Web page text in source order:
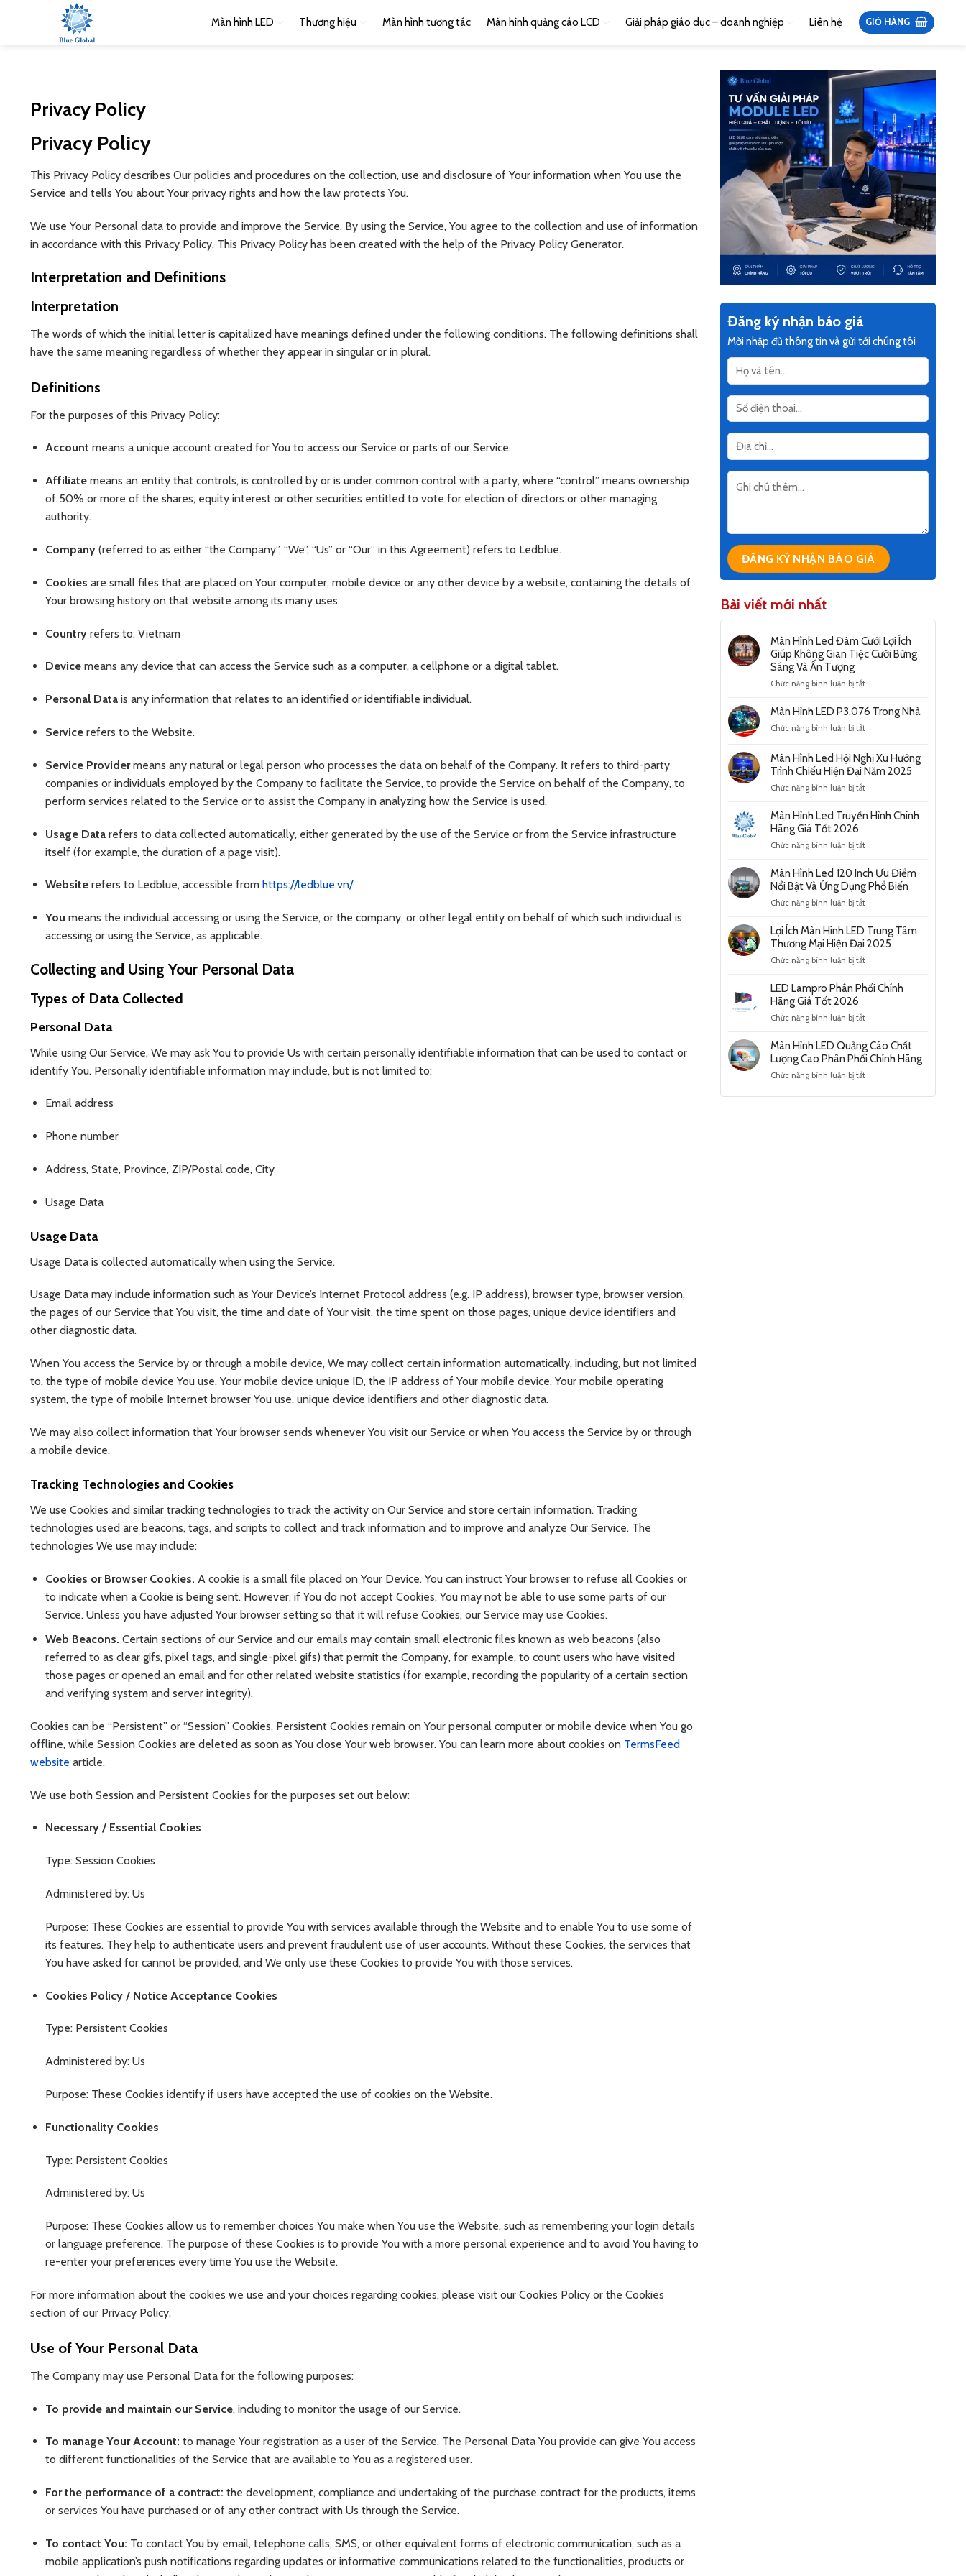
Màn hình LED Thương hiệu Màn hình tương tác Màn hình quảng cáo LCD Giải pháp giáo dục – doanh nghiệp Liên hệ GIỎ HÀNG
Privacy Policy
Privacy Policy
This Privacy Policy describes Our policies and procedures on the collection, use and disclosure of Your information when You use the
Service and tells You about Your privacy rights and how the law protects You.
We use Your Personal data to provide and improve the Service. By using the Service, You agree to the collection and use of information
in accordance with this Privacy Policy. This Privacy Policy has been created with the help of the Privacy Policy Generator.
Interpretation and Definitions
Interpretation
The words of which the initial letter is capitalized have meanings defined under the following conditions. The following definitions shall
have the same meaning regardless of whether they appear in singular or in plural.
Definitions
For the purposes of this Privacy Policy:
Account means a unique account created for You to access our Service or parts of our Service.
Affiliatemeans an entity that controls, is controlled by or is under common control with a party, where “control” means ownership
of 50% or more of the shares, equity interest or other securities entitled to vote for election of directors or other managing
authority.
Company(referred to as either “the Company”, “We”, “Us” or “Our” in this Agreement) refers to Ledblue.
Cookies are small files that are placed on Your computer, mobile device or any other device by a website, containing the details of
Your browsing history on that website among its many uses.
Countryrefers to: Vietnam
Devicemeans any device that can access the Service such as a computer, a cellphone or a digital tablet.
Personal Datais any information that relates to an identified or identifiable individual.
Servicerefers to the Website.
Service Providermeans any natural or legal person who processes the data on behalf of the Company. It refers to third-party
companies or individuals employed by the Company to facilitate the Service, to provide the Service on behalf of the Company, to
perform services related to the Service or to assist the Company in analyzing how the Service is used.
Usage Datarefers to data collected automatically, either generated by the use of the Service or from the Service infrastructure
itself (for example, the duration of a page visit).
Websiterefers to Ledblue, accessible from https://ledblue.vn/
You means the individual accessing or using the Service, or the company, or other legal entity on behalf of which such individual is
accessing or using the Service, as applicable.
Collecting and Using Your Personal Data
Types of Data Collected
Personal Data
While using Our Service, We may ask You to provide Us with certain personally identifiable information that can be used to contact or
identify You. Personally identifiable information may include, but is not limited to:
Email address
Phone number
Address, State, Province, ZIP/Postal code, City
Usage Data
Usage Data
Usage Data is collected automatically when using the Service.
Usage Data may include information such as Your Device’s Internet Protocol address (e.g. IP address), browser type, browser version,
the pages of our Service that You visit, the time and date of Your visit, the time spent on those pages, unique device identifiers and
other diagnostic data.
When You access the Service by or through a mobile device, We may collect certain information automatically, including, but not limited
to, the type of mobile device You use, Your mobile device unique ID, the IP address of Your mobile device, Your mobile operating
system, the type of mobile Internet browser You use, unique device identifiers and other diagnostic data.
We may also collect information that Your browser sends whenever You visit our Service or when You access the Service by or through
a mobile device.
Tracking Technologies and Cookies
We use Cookies and similar tracking technologies to track the activity on Our Service and store certain information. Tracking
technologies used are beacons, tags, and scripts to collect and track information and to improve and analyze Our Service. The
technologies We use may include:
Cookies or Browser Cookies. A cookie is a small file placed on Your Device. You can instruct Your browser to refuse all Cookies or
to indicate when a Cookie is being sent. However, if You do not accept Cookies, You may not be able to use some parts of our
Service. Unless you have adjusted Your browser setting so that it will refuse Cookies, our Service may use Cookies.
Web Beacons. Certain sections of our Service and our emails may contain small electronic files known as web beacons (also
referred to as clear gifs, pixel tags, and single-pixel gifs) that permit the Company, for example, to count users who have visited
those pages or opened an email and for other related website statistics (for example, recording the popularity of a certain section
and verifying system and server integrity).
Cookies can be “Persistent” or “Session” Cookies. Persistent Cookies remain on Your personal computer or mobile device when You go
offline, while Session Cookies are deleted as soon as You close Your web browser. You can learn more about cookies on TermsFeed
website article.
We use both Session and Persistent Cookies for the purposes set out below:
Necessary / Essential Cookies
Type: Session Cookies
Administered by: Us
Purpose: These Cookies are essential to provide You with services available through the Website and to enable You to use some of
its features. They help to authenticate users and prevent fraudulent use of user accounts. Without these Cookies, the services that
You have asked for cannot be provided, and We only use these Cookies to provide You with those services.
Cookies Policy / Notice Acceptance Cookies
Type: Persistent Cookies
Administered by: Us
Purpose: These Cookies identify if users have accepted the use of cookies on the Website.
Functionality Cookies
Type: Persistent Cookies
Administered by: Us
Purpose: These Cookies allow us to remember choices You make when You use the Website, such as remembering your login details
or language preference. The purpose of these Cookies is to provide You with a more personal experience and to avoid You having to
re-enter your preferences every time You use the Website.
For more information about the cookies we use and your choices regarding cookies, please visit our Cookies Policy or the Cookies
section of our Privacy Policy.
Use of Your Personal Data
The Company may use Personal Data for the following purposes:
To provide and maintain our Service, including to monitor the usage of our Service.
To manage Your Account: to manage Your registration as a user of the Service. The Personal Data You provide can give You access
to different functionalities of the Service that are available to You as a registered user.
For the performance of a contract: the development, compliance and undertaking of the purchase contract for the products, items
or services You have purchased or of any other contract with Us through the Service.
To contact You: To contact You by email, telephone calls, SMS, or other equivalent forms of electronic communication, such as a
mobile application’s push notifications regarding updates or informative communications related to the functionalities, products or
Đăng ký nhận báo giá
Mời nhập đủ thông tin và gửi tới chúng tôi
Bài viết mới nhất
Màn Hình Led Đám Cưới Lợi Ích
Giúp Không Gian Tiệc Cưới Bừng
Sáng Và Ấn Tượng
Chức năng bình luận bị tắtở
Hình
Đám
Lợi
Ích
Không
Tiệc
Ấn
Tượng
Màn Hình LED P3.076 Trong Nhà
Chức năng bình luận bị tắtở
Hình
LED
P3.076
Trong
Màn Hình Led Hội Nghị Xu Hướng
Trình Chiếu Hiện Đại Năm 2025
Chức năng bình luận bị tắtở
Hình
Nghị
Hướng
Trình
Hiện
Năm
2025
Màn Hình Led Truyền Hình Chính
Hãng Giá Tốt 2026
Chức năng bình luận bị tắtở
Hình
Led
Truyền
Hình
Hãng
Giá
2026
Màn Hình Led 120 Inch Ưu Điểm
Nổi Bật Và Ứng Dụng Phổ Biến
Chức năng bình luận bị tắtở
Hình
Led
120
Inch
Điểm
Và
Dụng
Phổ
Biến
Lợi Ích Màn Hình LED Trung Tâm
Thương Mại Hiện Đại 2025
Chức năng bình luận bị tắtở
Ích
Màn
LED
Tâm
Thương
Hiện
LED Lampro Phân Phối Chính
Hãng Giá Tốt 2026
Chức năng bình luận bị tắtở
Lampro
Phân
Phối
Chính
Màn Hình LED Quảng Cáo Chất
Lượng Cao Phân Phối Chính Hãng
Chức năng bình luận bị tắtở
Hình